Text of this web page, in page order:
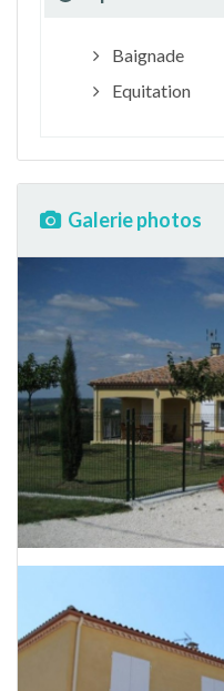
Baignade
Equitation
Galerie photos